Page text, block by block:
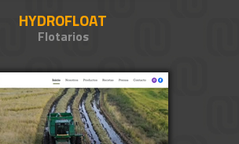
HYDROFLOAT
Flotarios